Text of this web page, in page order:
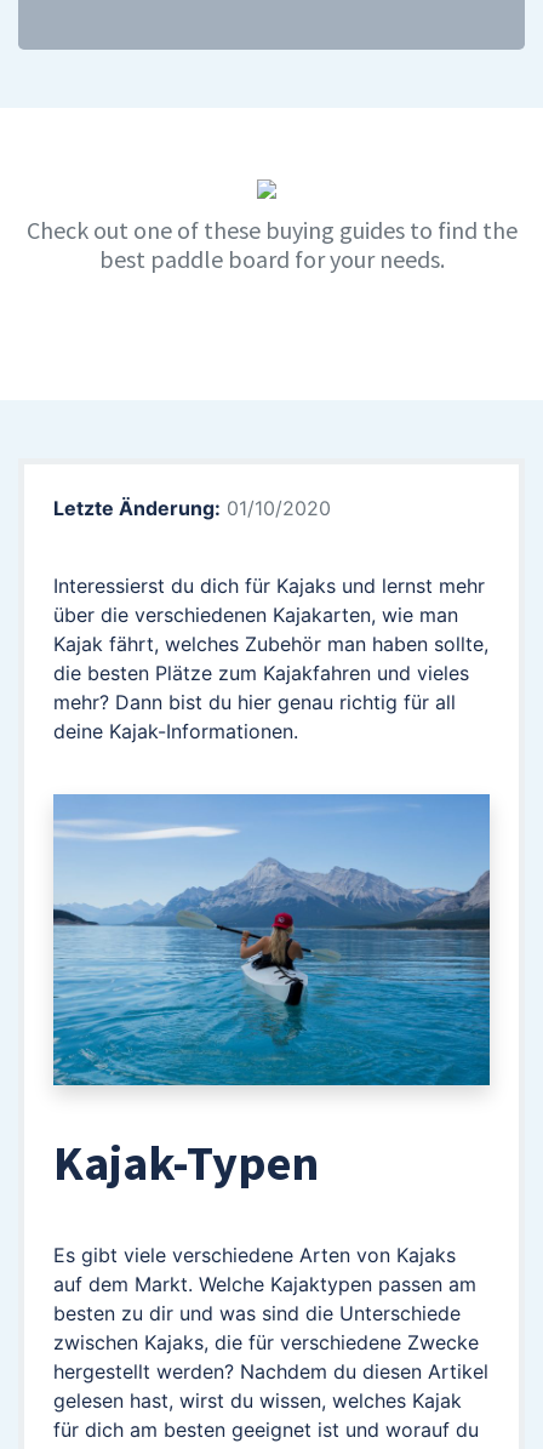
Check out one of these buying guides to find the
best paddle board for your needs.
Letzte Änderung: 01/10/2020
Interessierst du dich für Kajaks und lernst mehr
über die verschiedenen Kajakarten, wie man
Kajak fährt, welches Zubehör man haben sollte,
die besten Plätze zum Kajakfahren und vieles
mehr? Dann bist du hier genau richtig für all
deine Kajak-Informationen.
Kajak-Typen
Es gibt viele verschiedene Arten von Kajaks
auf dem Markt. Welche Kajaktypen passen am
besten zu dir und was sind die Unterschiede
zwischen Kajaks, die für verschiedene Zwecke
hergestellt werden? Nachdem du diesen Artikel
gelesen hast, wirst du wissen, welches Kajak
für dich am besten geeignet ist und worauf du